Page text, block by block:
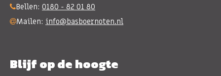
Bellen: 0180 - 82 01 80
Mailen: info@basboernoten.nl
Blijf op de hoogte